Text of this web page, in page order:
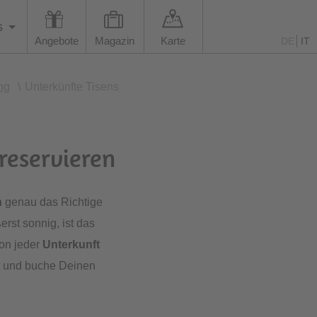
Angebote Magazin Karte IT
genau das Richtige
sonnig, ist das
jeder Unterkunft
buche Deinen